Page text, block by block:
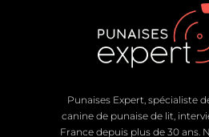
Punaises Expert, spécialiste
canine de punaise de lit,
France depuis plus de 30 ans.